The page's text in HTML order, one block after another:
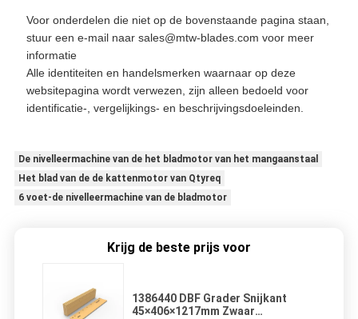
Voor onderdelen die niet op de bovenstaande pagina staan,
stuur een e-mail naar sales@mtw-blades.com voor meer
informatie
Alle identiteiten en handelsmerken waarnaar op deze
websitepagina wordt verwezen, zijn alleen bedoeld voor
identificatie-, vergelijkings- en beschrijvingsdoeleinden.
De nivelleermachine van de het bladmotor van het mangaanstaal
Het blad van de de kattenmotor van Qtyreq
6 voet-de nivelleermachine van de bladmotor
Krijg de beste prijs voor
1386440 DBF Grader Snijkant
45×406×1217mm Zwaar